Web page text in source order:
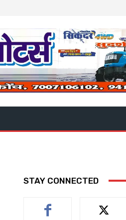
STAY CONNECTED